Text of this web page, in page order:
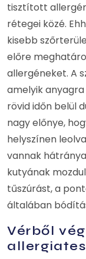
tisztított
rétegei közé.
kisebb
előre
allergéneket. A
amelyik
rövid időn belül
nagy előnye,
helyszínen
vannak
kutyának
tűszúrást, a
általában
Vérből